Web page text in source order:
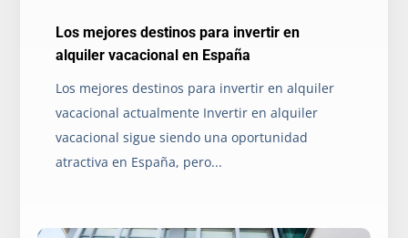
Los mejores destinos para invertir en
alquiler vacacional en España
Los mejores destinos para invertir en alquiler
vacacional actualmente Invertir en alquiler
vacacional sigue siendo una oportunidad
atractiva en España, pero...